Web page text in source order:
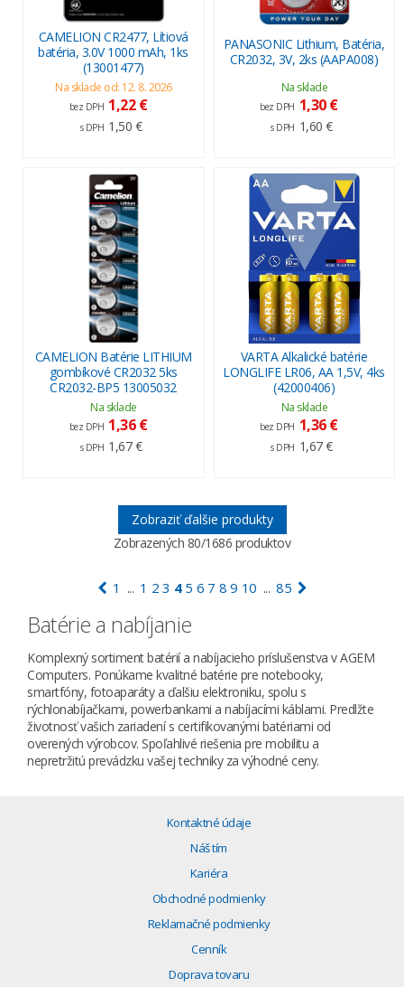
CAMELION CR2477, Lítiová
batéria, 3.0V 1000 mAh, 1ks
(13001477)
Na sklade od: 12. 8. 2026
bez DPH 1,22 €
s DPH 1,50 €
PANASONIC Lithium, Batéria,
CR2032, 3V, 2ks (AAPA008)
Na sklade
bez DPH 1,30 €
s DPH 1,60 €
CAMELION Batérie LITHIUM
gombíkové CR2032 5ks
CR2032-BP5 13005032
Na sklade
bez DPH 1,36 €
s DPH 1,67 €
VARTA Alkalické batérie
LONGLIFE LR06, AA 1,5V, 4ks
(42000406)
Na sklade
bez DPH 1,36 €
s DPH 1,67 €
Zobraziť ďalšie produkty
Zobrazených 80/1686 produktov
1 ... 1 2 3 4 5 6 7 8 9 10 ... 85
Batérie a nabíjanie
Komplexný sortiment batérií a nabíjacieho príslušenstva v AGEM
Computers. Ponúkame kvalitné batérie pre notebooky,
smartfóny, fotoaparáty a ďalšiu elektroniku, spolu s
rýchlonabíjačkami, powerbankami a nabíjacími káblami. Predlžte
životnosť vašich zariadení s certifikovanými batériami od
overených výrobcov. Spoľahlivé riešenia pre mobilitu a
nepretržitú prevádzku vašej techniky za výhodné ceny.
Kontaktné údaje
Náš tím
Kariéra
Obchodné podmienky
Reklamačné podmienky
Cenník
Doprava tovaru